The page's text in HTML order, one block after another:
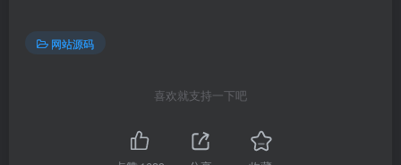
网站源码
喜欢就支持一下吧